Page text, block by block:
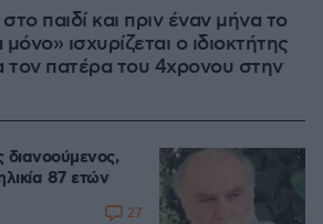
παιδί και πριν έναν μήνα το
ισχυρίζεται ο ιδιοκτήτης
τον πατέρα του 4χρονου στην
87 ετών
27